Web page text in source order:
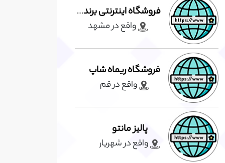
فروشگاه اینترنتی برندپوش
واقع در مشهد
فروشگاه ریماه شاپ
واقع در قم
پالیز مانتو
واقع در شهريار